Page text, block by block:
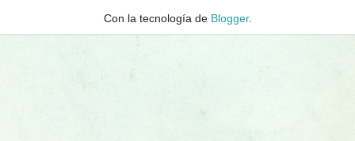
Con la tecnología de Blogger.